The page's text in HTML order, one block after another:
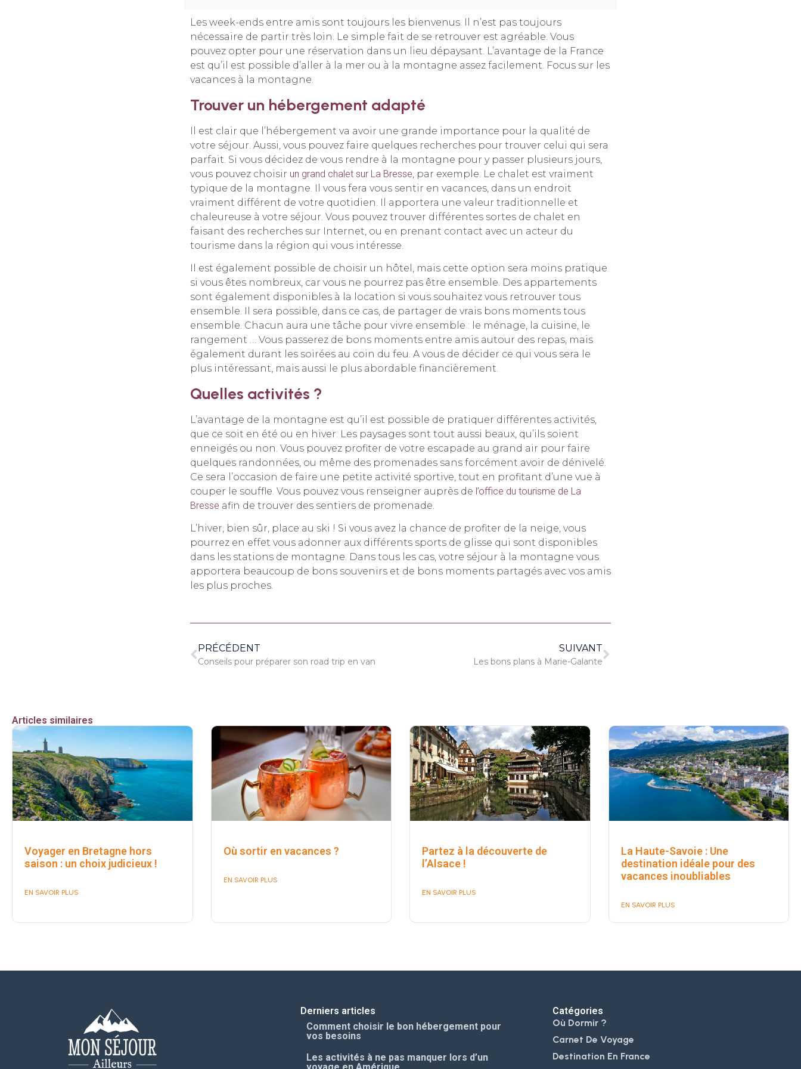
Les week-ends entre amis sont toujours les bienvenus. Il n’est pas toujours
nécessaire de partir très loin. Le simple fait de se retrouver est agréable. Vous
pouvez opter pour une réservation dans un lieu dépaysant. L’avantage de la France
est qu’il est possible d’aller à la mer ou à la montagne assez facilement. Focus sur les
vacances à la montagne.
Trouver un hébergement adapté
Il est clair que l’hébergement va avoir une grande importance pour la qualité de
votre séjour. Aussi, vous pouvez faire quelques recherches pour trouver celui qui sera
parfait. Si vous décidez de vous rendre à la montagne pour y passer plusieurs jours,
vous pouvez choisir un grand chalet sur La Bresse , par exemple. Le chalet est vraiment
typique de la montagne. Il vous fera vous sentir en vacances, dans un endroit
vraiment différent de votre quotidien. Il apportera une valeur traditionnelle et
chaleureuse à votre séjour. Vous pouvez trouver différentes sortes de chalet en
faisant des recherches sur Internet, ou en prenant contact avec un acteur du
tourisme dans la région qui vous intéresse.
Il est également possible de choisir un hôtel, mais cette option sera moins pratique
si vous êtes nombreux, car vous ne pourrez pas être ensemble. Des appartements
sont également disponibles à la location si vous souhaitez vous retrouver tous
ensemble. Il sera possible, dans ce cas, de partager de vrais bons moments tous
ensemble. Chacun aura une tâche pour vivre ensemble : le ménage, la cuisine, le
rangement … Vous passerez de bons moments entre amis autour des repas, mais
également durant les soirées au coin du feu. A vous de décider ce qui vous sera le
plus intéressant, mais aussi le plus abordable financièrement.
Quelles activités ?
L’avantage de la montagne est qu’il est possible de pratiquer différentes activités,
que ce soit en été ou en hiver. Les paysages sont tout aussi beaux, qu’ils soient
enneigés ou non. Vous pouvez profiter de votre escapade au grand air pour faire
quelques randonnées, ou même des promenades sans forcément avoir de dénivelé.
Ce sera l’occasion de faire une petite activité sportive, tout en profitant d’une vue à
couper le souffle. Vous pouvez vous renseigner auprès de l’office du tourisme de La
Bresse afin de trouver des sentiers de promenade.
L’hiver, bien sûr, place au ski ! Si vous avez la chance de profiter de la neige, vous
pourrez en effet vous adonner aux différents sports de glisse qui sont disponibles
dans les stations de montagne. Dans tous les cas, votre séjour à la montagne vous
apportera beaucoup de bons souvenirs et de bons moments partagés avec vos amis
les plus proches.
PRÉCÉDENT
Conseils pour préparer son road trip en van
SUIVANT
Les bons plans à Marie-Galante
Articles similaires
Voyager en Bretagne hors
saison : un choix judicieux !
EN SAVOIR PLUS
Où sortir en vacances ?
EN SAVOIR PLUS
Partez à la découverte de
l’Alsace !
EN SAVOIR PLUS
La Haute-Savoie : Une
destination idéale pour des
vacances inoubliables
EN SAVOIR PLUS
Derniers articles
Comment choisir le bon hébergement pour
vos besoins
Les activités à ne pas manquer lors d’un
Catégories
Où Dormir ?
Carnet De Voyage
Destination En France